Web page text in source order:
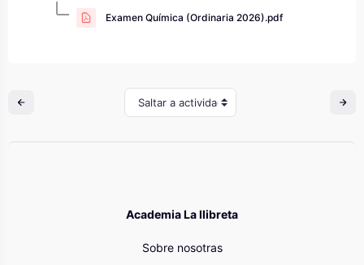
Examen Química (Ordinaria 2026).pdf
Saltar a actividad
Academia La llibreta
Sobre nosotras